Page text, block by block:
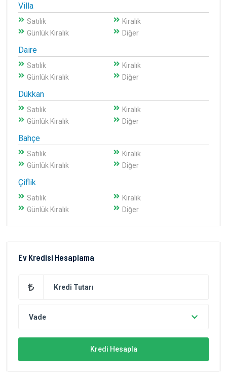
Villa
Satılık
Kiralık
Günlük Kiralık
Diğer
Daire
Satılık
Kiralık
Günlük Kiralık
Diğer
Dükkan
Satılık
Kiralık
Günlük Kiralık
Diğer
Bahçe
Satılık
Kiralık
Günlük Kiralık
Diğer
Çiflik
Satılık
Kiralık
Günlük Kiralık
Diğer
Ev Kredisi Hesaplama
Vade
Kredi Hesapla